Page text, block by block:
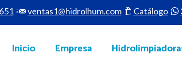
ventas1@hidrolhum.com Catálogo
Inicio Empresa